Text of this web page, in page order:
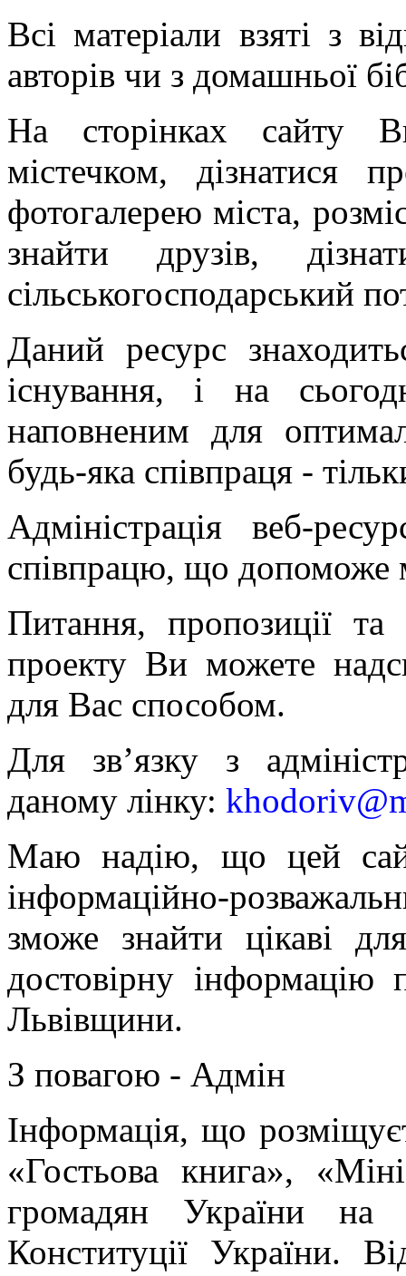
Всі матеріали взяті з
авторів чи з домашньої
На сторінках сайту
містечком, дізнатися
фотогалерею міста,
знайти друзів,
сільськогосподарський
Даний ресурс
існування, і на
наповненим для
будь-яка співпраця -
Адміністрація веб-
співпрацю, що допоможе
Питання, пропозиції
проекту Ви можете
для Вас способом.
Для зв’язку з
даному лінку:
Маю надію, що цей
інформаційно-
зможе знайти цікаві
достовірну
Львівщини.
З повагою - Адмін
Інформація, що
«Гостьова книга»,
громадян України на
Конституції України.